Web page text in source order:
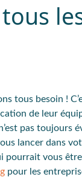
tous besoin !
de leur
pas toujours
lancer dans
pourrait vous être
pour les